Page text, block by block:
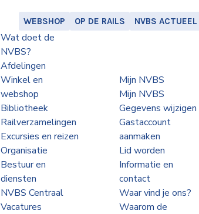
WEBSHOP OP DE RAILS NVBS ACTUEEL
Wat doet de
NVBS?
Afdelingen
Winkel en
webshop
Bibliotheek
Railverzamelingen
Excursies en reizen
Organisatie
Bestuur en
diensten
NVBS Centraal
Vacatures
Mijn NVBS
Mijn NVBS
Gegevens wijzigen
Gastaccount
aanmaken
Lid worden
Informatie en
contact
Waar vind je ons?
Waarom de